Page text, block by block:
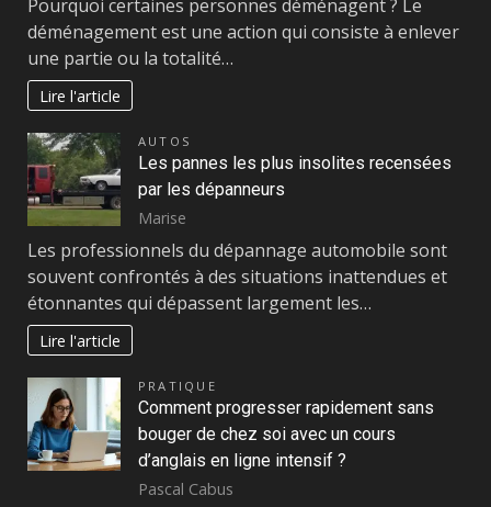
Pourquoi certaines personnes déménagent ? Le
déménagement est une action qui consiste à enlever
une partie ou la totalité…
Lire l'article
AUTOS
Les pannes les plus insolites recensées
par les dépanneurs
Marise
Les professionnels du dépannage automobile sont
souvent confrontés à des situations inattendues et
étonnantes qui dépassent largement les…
Lire l'article
PRATIQUE
Comment progresser rapidement sans
bouger de chez soi avec un cours
d’anglais en ligne intensif ?
Pascal Cabus